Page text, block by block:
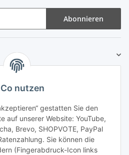
Abonnieren
nutzen
gestatten Sie den
auf unserer Website: YouTube,
Brevo, SHOPVOTE, PayPal
Sie können die
(Fingerabdruck-Icon links